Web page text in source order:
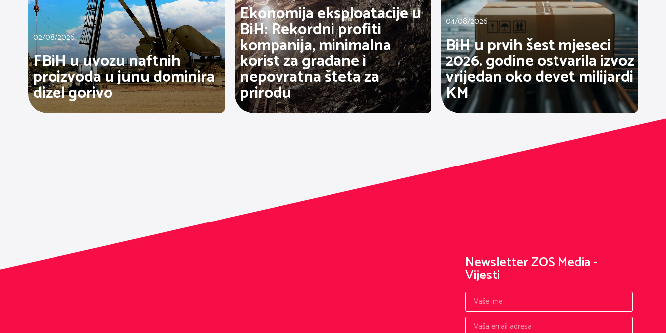
02/08/2026
FBiH u uvozu naftnih
proizvoda u junu dominira
dizel gorivo
Ekonomija eksploatacije u
BiH: Rekordni profiti
kompanija, minimalna
korist za građane i
nepovratna šteta za
prirodu
04/08/2026
BiH u prvih šest mjeseci
2026. godine ostvarila izvoz
vrijedan oko devet milijardi
KM
Newsletter ZOS Media -
Vijesti